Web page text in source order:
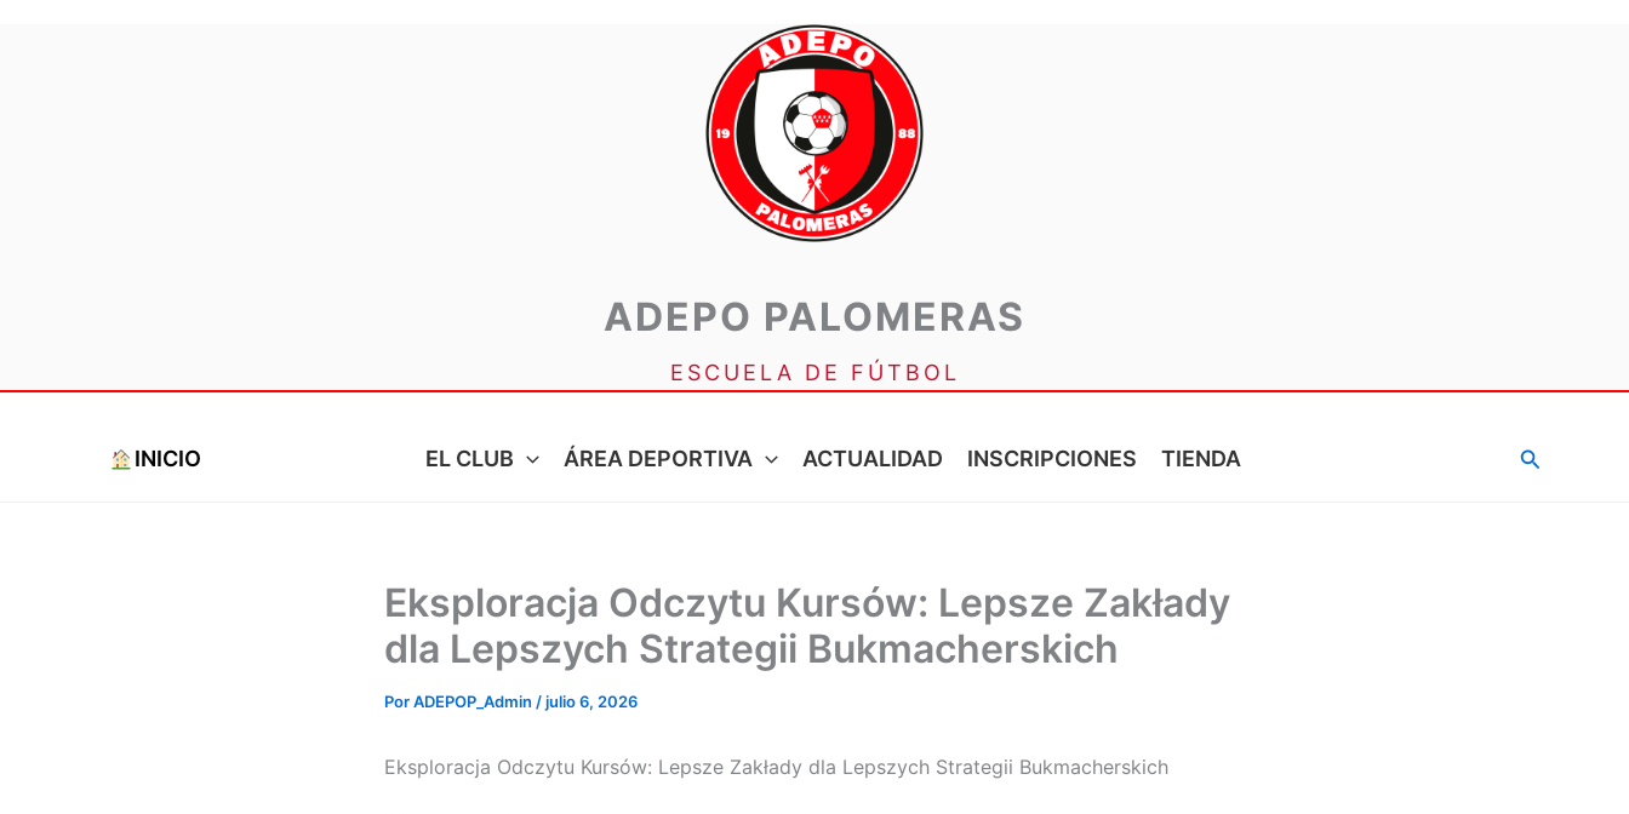
ADEPO PALOMERAS
ESCUELA DE FÚTBOL
INICIO EL CLUB ÁREA DEPORTIVA ACTUALIDAD INSCRIPCIONES TIENDA Buscar
Eksploracja Odczytu Kursów: Lepsze Zakłady
dla Lepszych Strategii Bukmacherskich
PorADEPOP_Admin /julio 6, 2026
Eksploracja Odczytu Kursów: Lepsze Zakłady dla Lepszych Strategii Bukmacherskich